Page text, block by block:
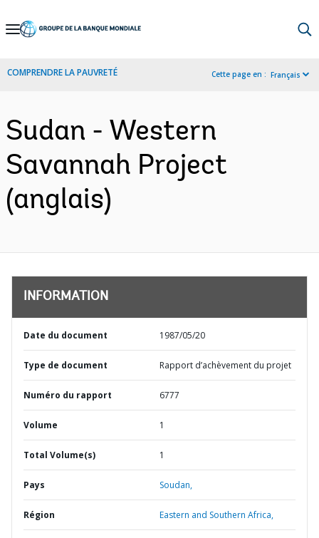
Skip
Navigation
COMPRENDRE LA PAUVRETÉ Cette page en : Français
Sudan - Western
Savannah Project
(anglais)
INFORMATION
Date du document 1987/05/20
Type de document Rapport d’achèvement du projet
Numéro du rapport 6777
Volume 1
Total Volume(s) 1
Pays Soudan,
Région Eastern and Southern Africa,